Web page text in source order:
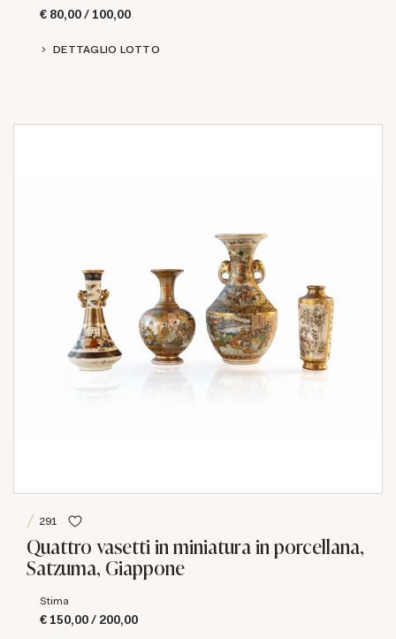
€ 80,00 / 100,00
DETTAGLIO LOTTO
291
Quattro vasetti in miniatura in porcellana,
Satzuma, Giappone
Stima
€ 150,00 / 200,00